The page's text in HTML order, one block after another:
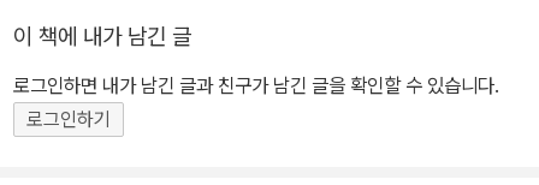
드디어 톰킨스가 예언한 운명의 밤. 형사들은 계속해서 단서를 추적
하고, 톰은 예언이 실현되는 것을 막기 위해 진과 함께 할란 곁을 지킨
다. 그러나 자신의 미래를 알고 공포와 광기에 사로잡히는 레이드 사
큼 작품성을 인정받았다. 섬세하고 치밀한 심리 묘사가 돋보이는 작
품 국내에 처음으로 번역되어 출간되는 이 작품은 차가운 도시의 밤,
어둡고 관능적인 전경을 실감나게 그리면서, 서서히 조여오는 죽음에
대한 공포와 두려움을 코넬 울리치만의 독특한 기법을 사용해 표현하
이 책에 내가 남긴 글
로그인하면 내가 남긴 글과 친구가 남긴 글을 확인할 수 있습니다.
로그인하기